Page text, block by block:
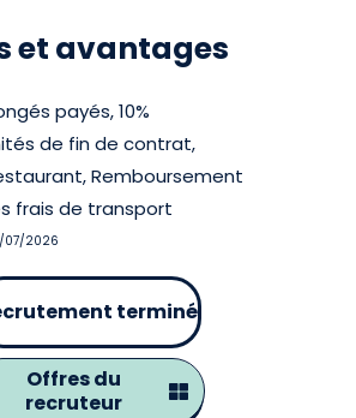
et avantages
payés, 10%
de fin de contrat,
Remboursement
frais de transport
07/2026
terminé
Offres du
recruteur